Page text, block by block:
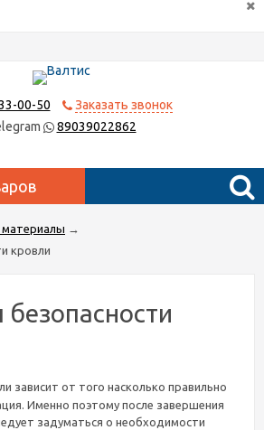
00-50
Заказать звонок
89039022862
→
кровли
зависит от того насколько правильно
. Именно поэтому после завершения
задуматься о необходимости